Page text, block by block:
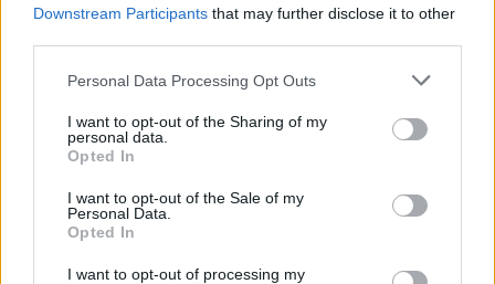
Downstream Participants that may further disclose it to other
Personal Data Processing Opt Outs
I want to opt-out of the Sharing of my
personal data.
Opted In
I want to opt-out of the Sale of my
Personal Data.
Opted In
I want to opt-out of processing my
Ποιες είναι οι επεμβατικές θεραπείες για τη
νόσο Πάρκινσον;
Οι ευρύτερα χρησιμοποιούμενες επεμβατικές
θεραπείες είναι:
Η τοποθέτηση νευροδιεγέρτη DBS
Η υποδόρια έγχυση απομορφίνης με ειδική
αντλία
Η τοποθέτηση αντλίας συνεχούς έγχυσης
ντοπαμίνης